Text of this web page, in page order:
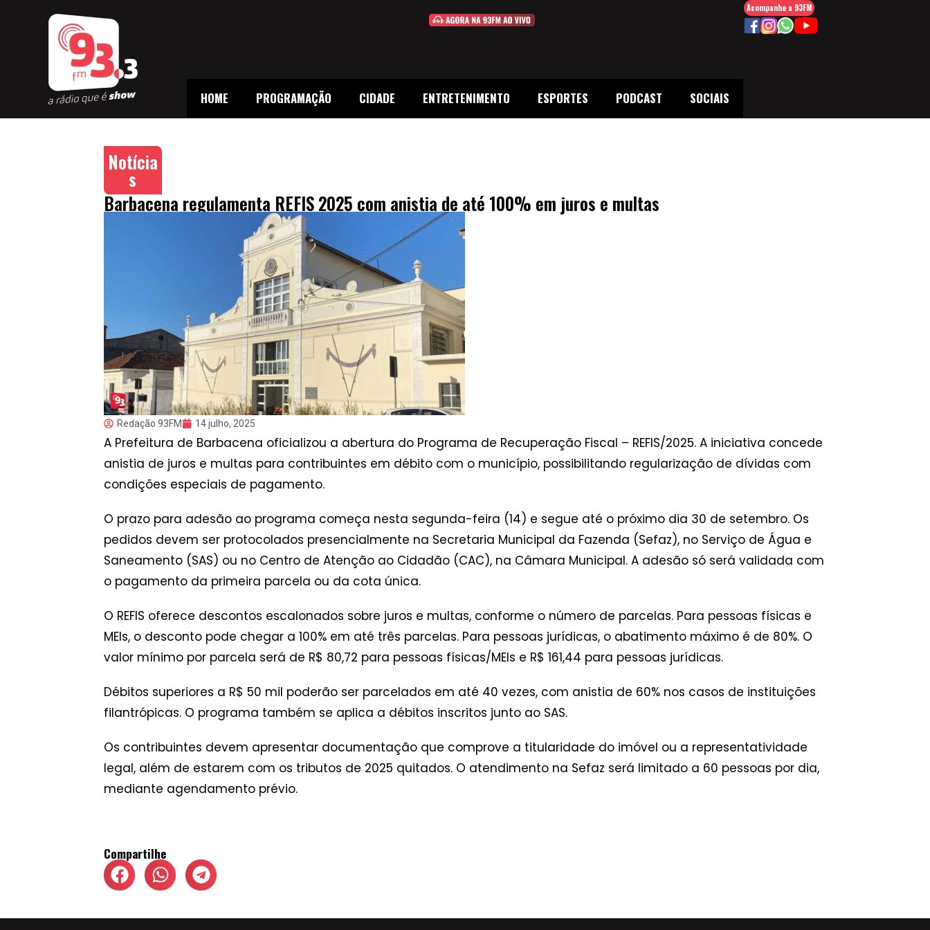
HOME PROGRAMAÇÃO CIDADE ENTRETENIMENTO ESPORTES PODCAST SOCIAIS
Acompanhe a 93FM
Notícia
s
Barbacena regulamenta REFIS 2025 com anistia de até 100% em juros e multas
Redação 93FM 14 julho, 2025
A Prefeitura de Barbacena oficializou a abertura do Programa de Recuperação Fiscal – REFIS/2025. A iniciativa concede
anistia de juros e multas para contribuintes em débito com o município, possibilitando regularização de dívidas com
condições especiais de pagamento.
O prazo para adesão ao programa começa nesta segunda-feira (14) e segue até o próximo dia 30 de setembro. Os
pedidos devem ser protocolados presencialmente na Secretaria Municipal da Fazenda (Sefaz), no Serviço de Água e
Saneamento (SAS) ou no Centro de Atenção ao Cidadão (CAC), na Câmara Municipal. A adesão só será validada com
o pagamento da primeira parcela ou da cota única.
O REFIS oferece descontos escalonados sobre juros e multas, conforme o número de parcelas. Para pessoas físicas e
MEIs, o desconto pode chegar a 100% em até três parcelas. Para pessoas jurídicas, o abatimento máximo é de 80%. O
valor mínimo por parcela será de R$ 80,72 para pessoas físicas/MEIs e R$ 161,44 para pessoas jurídicas.
Débitos superiores a R$ 50 mil poderão ser parcelados em até 40 vezes, com anistia de 60% nos casos de instituições
filantrópicas. O programa também se aplica a débitos inscritos junto ao SAS.
Os contribuintes devem apresentar documentação que comprove a titularidade do imóvel ou a representatividade
legal, além de estarem com os tributos de 2025 quitados. O atendimento na Sefaz será limitado a 60 pessoas por dia,
mediante agendamento prévio.
Compartilhe